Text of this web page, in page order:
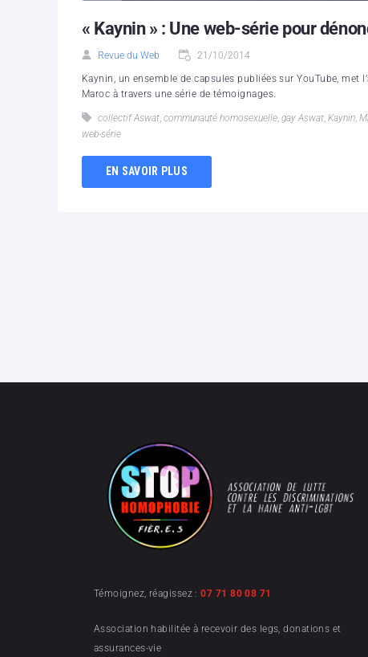
« Kaynin » : Une web-série pour
Revue du Web 21/10/2014
Kaynin, un ensemble de capsules publiées sur YouTube,
Maroc à travers une série de témoignages.
collectif Aswat, communauté homosexuelle, gay Aswat, Kaynin,
web-série
EN SAVOIR PLUS
Témoignez, réagissez :07 71 80 08 71
Association habilitée à recevoir des legs, donations et
assurances-vie